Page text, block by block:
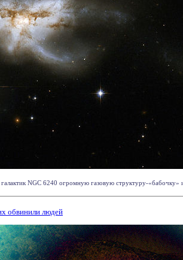
NGC 6240 огромную газовую структуру-«бабочку»
обвинили людей